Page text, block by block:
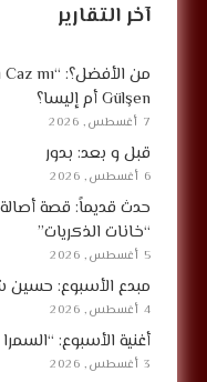
آخر التقارير
Gülşen أم إليسا؟
7 أغسطس, 2026
قبل و بعد: بدور
6 أغسطس, 2026
حدث قديماً: قصة
“خانات الذكريات”
5 أغسطس, 2026
مبدع الأسبوع:
4 أغسطس, 2026
أغنية الأسبوع:
3 أغسطس, 2026